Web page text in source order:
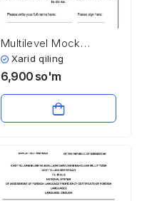
Multilevel Mock
testiga tayyorlanish
uchun reading test
Xarid qiling
6,900 so'm